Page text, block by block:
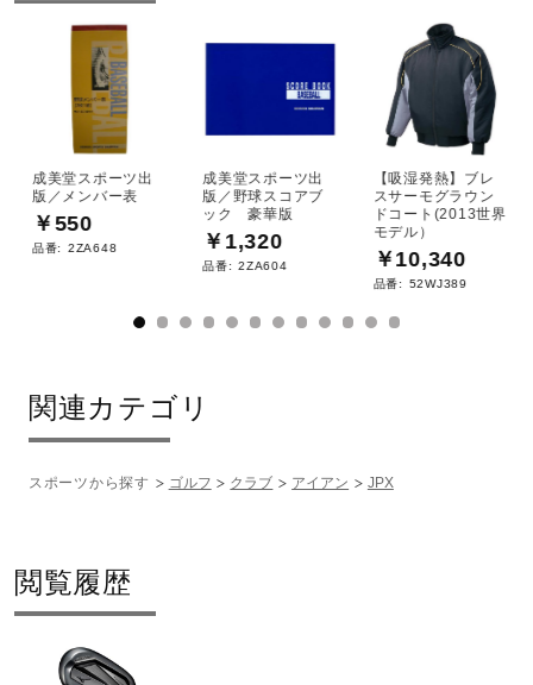
成美堂スポーツ出
版／メンバー表
￥550
品番: 2ZA648
成美堂スポーツ出
版／野球スコアブ
ック 豪華版
￥1,320
品番: 2ZA604
【吸湿発熱】ブレ
スサーモグラウン
ドコート(2013世界
モデル）
￥10,340
品番: 52WJ389
関連カテゴリ
スポーツから探す ゴルフ クラブ アイアン JPX
閲覧履歴